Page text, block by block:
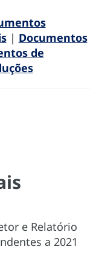
| Documentos
de
e Relatório
a 2021